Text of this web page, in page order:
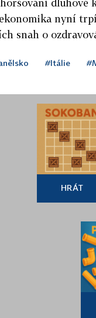
dluhové
nyní
snah o
#Itálie
HRÁT